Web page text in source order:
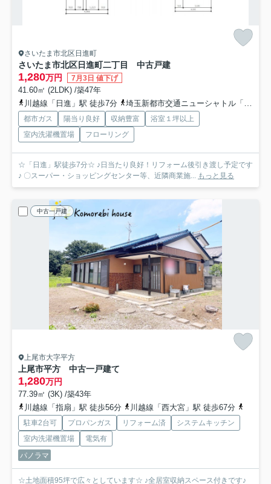
さいたま市北区日進町
さいたま市北区日進町二丁目 中古戸建
1,280万円 7月3日 値下げ
41.60㎡ (2LDK) /築47年
川越線「日進」駅 徒歩7分
埼玉新都市交通ニューシャトル「加茂宮」駅 徒歩13分
都市ガス 陽当り良好 収納豊富
浴室１坪以上
室内洗濯機置場
フローリング
☆「日進」駅徒歩7分☆ ♪日当たり良好！リフォーム後引き渡し予定です
♪ 〇スーパー・ショッピングセンター等、近隣商業施... もっと見る
中古一戸建
上尾市大字平方
上尾市平方 中古一戸建て
1,280万円
77.39㎡ (3K) /築43年
川越線「指扇」駅 徒歩56分
川越線「西大宮」駅 徒歩67分
駐車2台可 プロパンガス リフォーム済
システムキッチン
室内洗濯機置場
電気有
パノラマ
☆土地面積95坪で広々としています☆ ♪全居室収納スペース付きです♪